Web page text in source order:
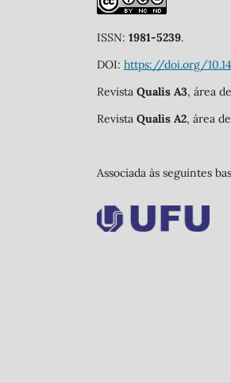
ISSN: 1981-5239.
DOI: https://doi.org/
Revista Qualis A3, área
Revista Qualis A2, área
Associada às seguintes